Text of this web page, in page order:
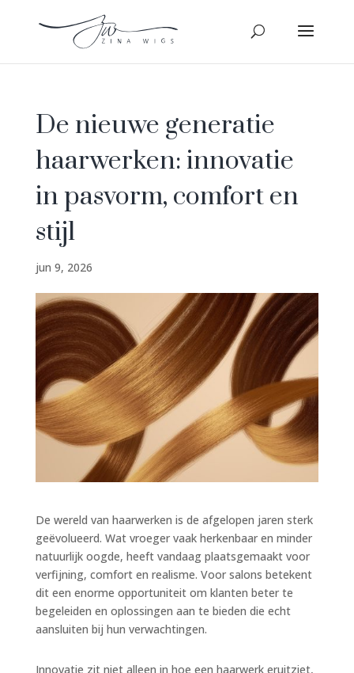
De nieuwe generatie
haarwerken: innovatie
in pasvorm, comfort en
stijl
jun 9, 2026
De wereld van haarwerken is de afgelopen jaren sterk
geëvolueerd. Wat vroeger vaak herkenbaar en minder
natuurlijk oogde, heeft vandaag plaatsgemaakt voor
verfijning, comfort en realisme. Voor salons betekent
dit een enorme opportuniteit om klanten beter te
begeleiden en oplossingen aan te bieden die echt
aansluiten bij hun verwachtingen.
Innovatie zit niet alleen in hoe een haarwerk eruitziet,